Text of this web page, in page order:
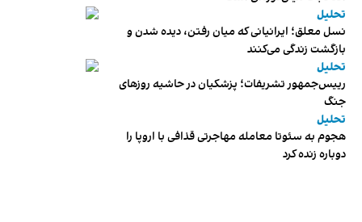
تحلیل
نسل معلق؛ ایرانیانی که میان رفتن، دیده شدن و
بازگشت زندگی می‌کنند
تحلیل
رییس‌جمهور تشریفات؛ پزشکیان در حاشیه روزهای
جنگ
تحلیل
هجوم به سئوتا معامله مهاجرتی قذافی با اروپا را
دوباره زنده کرد